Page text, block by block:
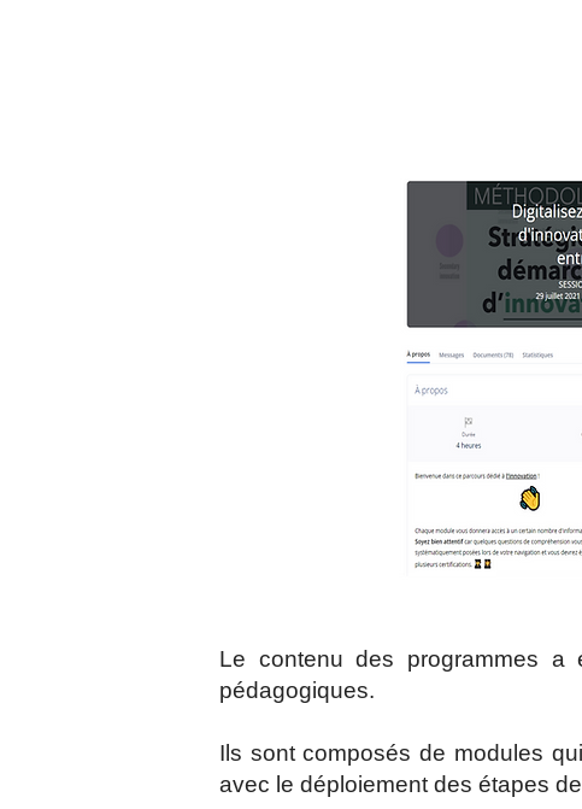
Le contenu des programmes a
pédagogiques.
Ils sont composés de modules
avec le déploiement des étapes